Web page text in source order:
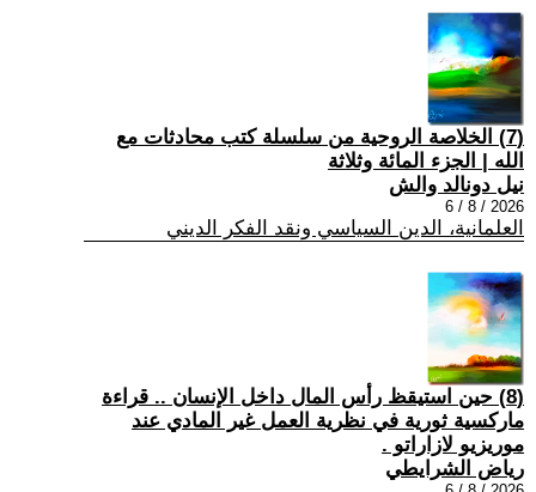
(7) الخلاصة الروحية من سلسلة كتب محادثات مع
الله | الجزء المائة وثلاثة
نيل دونالد والش
2026 / 8 / 6
العلمانية، الدين السياسي ونقد الفكر الديني
(8) حين استيقظ رأس المال داخل الإنسان .. قراءة
ماركسية ثورية في نظرية العمل غير المادي عند
موريزيو لازاراتو .
رياض الشرايطي